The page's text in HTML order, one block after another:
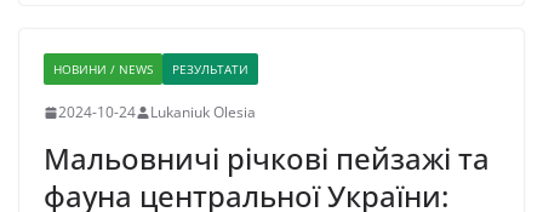
НОВИНИ / NEWS РЕЗУЛЬТАТИ
2024-10-24 Lukaniuk Olesia
Мальовничі річкові пейзажі та
фауна центральної України: